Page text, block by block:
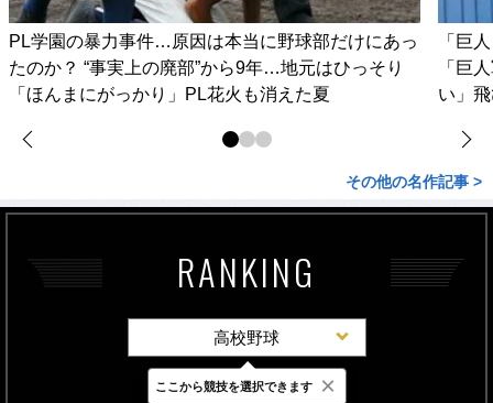
PL学園の暴力事件…原因は本当に野球部だけにあっ
たのか？ “事実上の廃部”から9年…地元はひっそり
「ほんまにがっかり」PL花火も消えた夏
「巨
「巨
い」
その他の名作記事 >
RANKING
高校野球
最新 24時間 週間
ここから競技を選択できます ×